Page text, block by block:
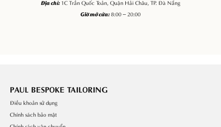
Địa chỉ: 1C Trần Quốc Toản, Quận Hải Châu, TP. Đà Nẵng
Giờ mở cửa:8:00 – 20:00
PAUL BESPOKE TAILORING
Điều khoản sử dụng
Chính sách bảo mật